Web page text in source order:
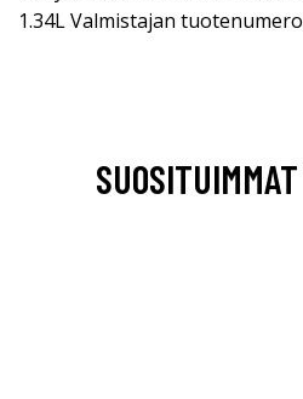
1.34L Valmistajan